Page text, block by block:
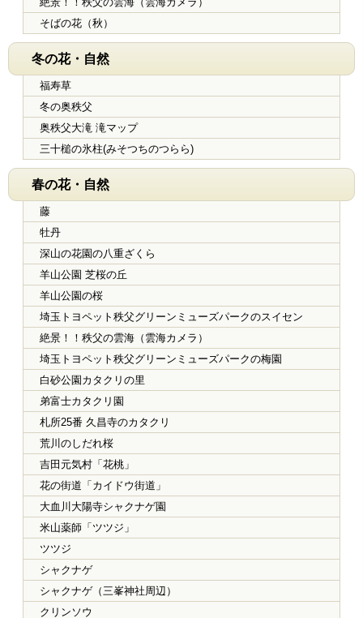
そばの花（秋）
冬の花・自然
福寿草
冬の奥秩父
奥秩父大滝 滝マップ
三十槌の氷柱(みそつちのつらら)
春の花・自然
藤
牡丹
深山の花園の八重ざくら
羊山公園 芝桜の丘
羊山公園の桜
埼玉トヨペット秩父グリーンミューズパークのスイセン
絶景！！秩父の雲海（雲海カメラ）
埼玉トヨペット秩父グリーンミューズパークの梅園
白砂公園カタクリの里
弟富士カタクリ園
札所25番 久昌寺のカタクリ
荒川のしだれ桜
吉田元気村「花桃」
花の街道「カイドウ街道」
大血川大陽寺シャクナゲ園
米山薬師「ツツジ」
ツツジ
シャクナゲ
シャクナゲ（三峯神社周辺）
クリンソウ